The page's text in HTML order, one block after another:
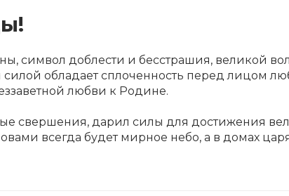
символ доблести и бесстрашия, великой
обладает сплоченность перед лицом
любви к Родине.
свершения, дарил силы для достижения
всегда будет мирное небо, а в домах